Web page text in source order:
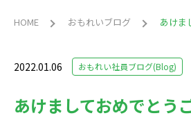
HOME おもれいブログ あけま
2022.01.06 おもれい社員ブログ(Blog)
あけましておめでとう